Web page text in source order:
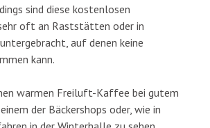
sind diese kostenlosen
oft an Raststätten oder in
auf denen keine
kann.
warmen Freiluft-Kaffee bei gutem
der Bäckershops oder, wie in